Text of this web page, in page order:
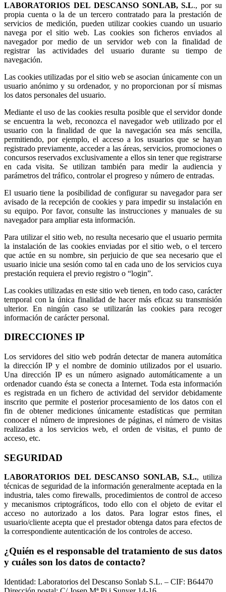
LABORATORIOS DEL DESCANSO SONLAB, S.L., por su
propia cuenta o la de un tercero contratado para la prestación de
servicios de medición, pueden utilizar cookies cuando un usuario
navega por el sitio web. Las cookies son ficheros enviados al
navegador por medio de un servidor web con la finalidad de
registrar las actividades del usuario durante su tiempo de
navegación.
Las cookies utilizadas por el sitio web se asocian únicamente con un
usuario anónimo y su ordenador, y no proporcionan por sí mismas
los datos personales del usuario.
Mediante el uso de las cookies resulta posible que el servidor donde
se encuentra la web, reconozca el navegador web utilizado por el
usuario con la finalidad de que la navegación sea más sencilla,
permitiendo, por ejemplo, el acceso a los usuarios que se hayan
registrado previamente, acceder a las áreas, servicios, promociones o
concursos reservados exclusivamente a ellos sin tener que registrarse
en cada visita. Se utilizan también para medir la audiencia y
parámetros del tráfico, controlar el progreso y número de entradas.
El usuario tiene la posibilidad de configurar su navegador para ser
avisado de la recepción de cookies y para impedir su instalación en
su equipo. Por favor, consulte las instrucciones y manuales de su
navegador para ampliar esta información.
Para utilizar el sitio web, no resulta necesario que el usuario permita
la instalación de las cookies enviadas por el sitio web, o el tercero
que actúe en su nombre, sin perjuicio de que sea necesario que el
usuario inicie una sesión como tal en cada uno de los servicios cuya
prestación requiera el previo registro o “login”.
Las cookies utilizadas en este sitio web tienen, en todo caso, carácter
temporal con la única finalidad de hacer más eficaz su transmisión
ulterior. En ningún caso se utilizarán las cookies para recoger
información de carácter personal.
DIRECCIONES IP
Los servidores del sitio web podrán detectar de manera automática
la dirección IP y el nombre de dominio utilizados por el usuario.
Una dirección IP es un número asignado automáticamente a un
ordenador cuando ésta se conecta a Internet. Toda esta información
es registrada en un fichero de actividad del servidor debidamente
inscrito que permite el posterior procesamiento de los datos con el
fin de obtener mediciones únicamente estadísticas que permitan
conocer el número de impresiones de páginas, el número de visitas
realizadas a los servicios web, el orden de visitas, el punto de
acceso, etc.
SEGURIDAD
LABORATORIOS DEL DESCANSO SONLAB, S.L., utiliza
técnicas de seguridad de la información generalmente aceptada en la
industria, tales como firewalls, procedimientos de control de acceso
y mecanismos criptográficos, todo ello con el objeto de evitar el
acceso no autorizado a los datos. Para lograr estos fines, el
usuario/cliente acepta que el prestador obtenga datos para efectos de
la correspondiente autenticación de los controles de acceso.
¿Quién es el responsable del tratamiento de sus datos
y cuáles son los datos de contacto?
Identidad: Laboratorios del Descanso Sonlab S.L. – CIF: B64470